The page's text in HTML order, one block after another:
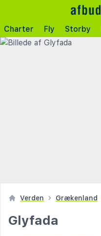
Charter Fly Storby
Verden Grækenland
Glyfada